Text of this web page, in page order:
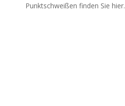
Punktschweißen finden Sie hier.